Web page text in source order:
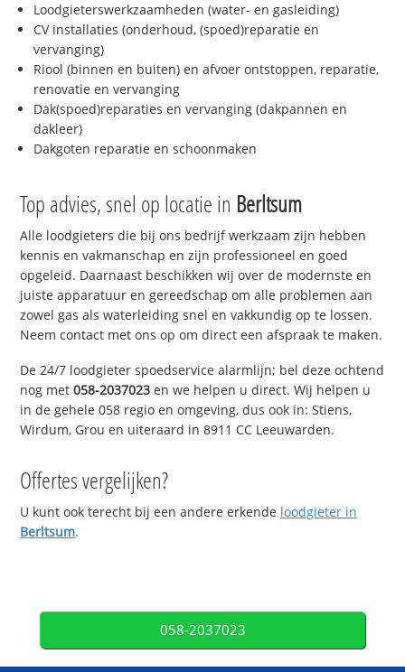
Loodgieterswerkzaamheden (water- en gasleiding)
CV installaties (onderhoud, (spoed)reparatie en
vervanging)
Riool (binnen en buiten) en afvoer ontstoppen, reparatie,
renovatie en vervanging
Dak(spoed)reparaties en vervanging (dakpannen en
dakleer)
Dakgoten reparatie en schoonmaken
Top advies, snel op locatie in Berltsum
Alle loodgieters die bij ons bedrijf werkzaam zijn hebben
kennis en vakmanschap en zijn professioneel en goed
opgeleid. Daarnaast beschikken wij over de modernste en
juiste apparatuur en gereedschap om alle problemen aan
zowel gas als waterleiding snel en vakkundig op te lossen.
Neem contact met ons op om direct een afspraak te maken.
De 24/7 loodgieter spoedservice alarmlijn; bel deze ochtend
nog met058-2037023 en we helpen u direct. Wij helpen u
in de gehele 058 regio en omgeving, dus ook in: Stiens,
Wirdum, Grou en uiteraard in 8911 CC Leeuwarden.
Offertes vergelijken?
U kunt ook terecht bij een andere erkende loodgieter in
Berltsum.
058-2037023